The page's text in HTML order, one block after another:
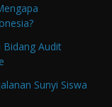
Bidang Audit
Sunyi Siswa